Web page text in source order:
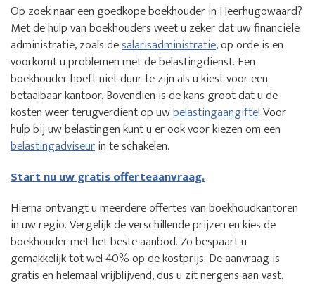
Op zoek naar een goedkope boekhouder in Heerhugowaard?
Met de hulp van boekhouders weet u zeker dat uw financiële
administratie, zoals desalarisadministratie, op orde is en
voorkomt u problemen met de belastingdienst. Een
boekhouder hoeft niet duur te zijn als u kiest voor een
betaalbaar kantoor. Bovendien is de kans groot dat u de
kosten weer terugverdient op uwbelastingaangifte! Voor
hulp bij uw belastingen kunt u er ook voor kiezen om een
belastingadviseurin te schakelen.
Start nu uw gratis offerteaanvraag.
Hierna ontvangt u meerdere offertes van boekhoudkantoren
in uw regio. Vergelijk de verschillende prijzen en kies de
boekhouder met het beste aanbod. Zo bespaart u
gemakkelijk tot wel 40% op de kostprijs. De aanvraag is
gratis en helemaal vrijblijvend, dus u zit nergens aan vast.